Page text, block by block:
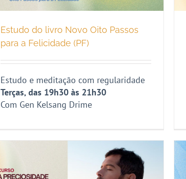
Estudo do livro Novo Oito Passos
para a Felicidade (PF)
Estudo e meditação com regularidade
Terças, das 19h30 às 21h30
Com Gen Kelsang Drime